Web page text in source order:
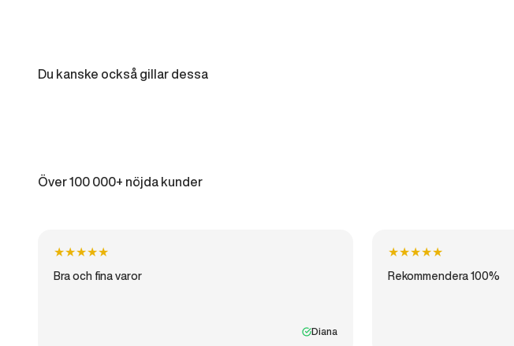
Du kanske också gillar dessa
Över 100 000+ nöjda kunder
★★★★★
Bra och fina varor
Diana
★★★★★
Rekommendera 100%